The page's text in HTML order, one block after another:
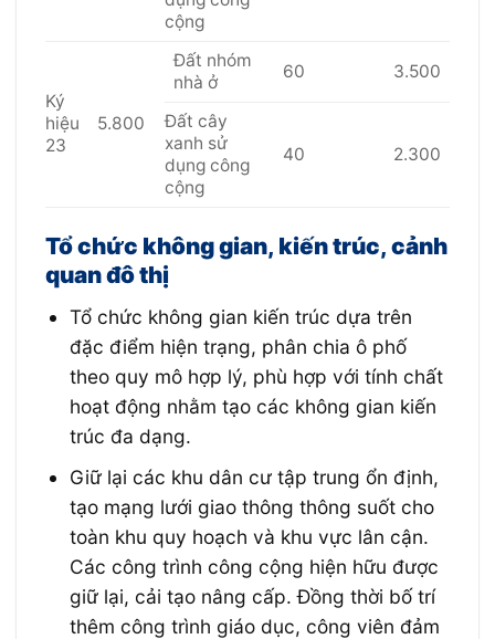
cộng
Ký
hiệu
23
5.800
Đất nhóm
nhà ở
60 3.500
Đất cây
xanh sử
dụng công
cộng
40 2.300
Tổ chức không gian, kiến trúc, cảnh
quan đô thị
Tổ chức không gian kiến trúc dựa trên
đặc điểm hiện trạng, phân chia ô phố
theo quy mô hợp lý, phù hợp với tính chất
hoạt động nhằm tạo các không gian kiến
trúc đa dạng.
Giữ lại các khu dân cư tập trung ổn định,
tạo mạng lưới giao thông thông suốt cho
toàn khu quy hoạch và khu vực lân cận.
Các công trình công cộng hiện hữu được
giữ lại, cải tạo nâng cấp. Đồng thời bố trí
thêm công trình giáo dục, công viên đảm